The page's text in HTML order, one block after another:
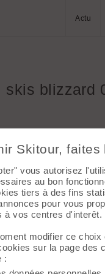
Actu
skis blizzard
utilisables dans le
dernier. ~1800
Skitour, faites
vous autorisez
au bon
tiers à des fins
pour vous
à vos centres d'interêt.
modifier ce choix
sur la page des
: